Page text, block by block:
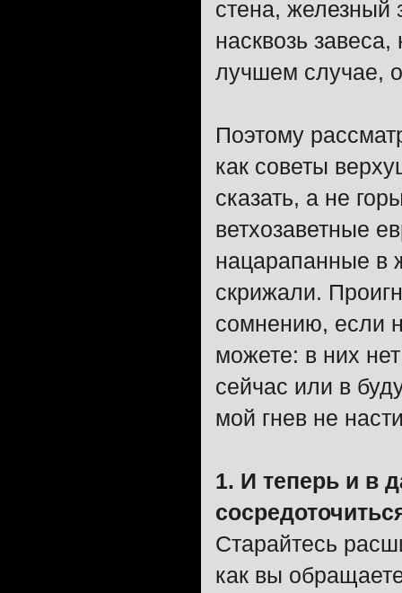
стена, железный
насквозь
лучшем случае,
Поэтому
как советы
сказать, а не
ветхозаветные
нацарапанные в
скрижали.
сомнению, если
можете: в них
сейчас или в
мой гнев не
1. И теперь и в
Старайтесь
как вы